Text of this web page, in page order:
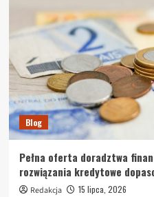
Blog
Pełna oferta doradztwa
rozwiązania kredytowe
Redakcja 15 lipca, 2026